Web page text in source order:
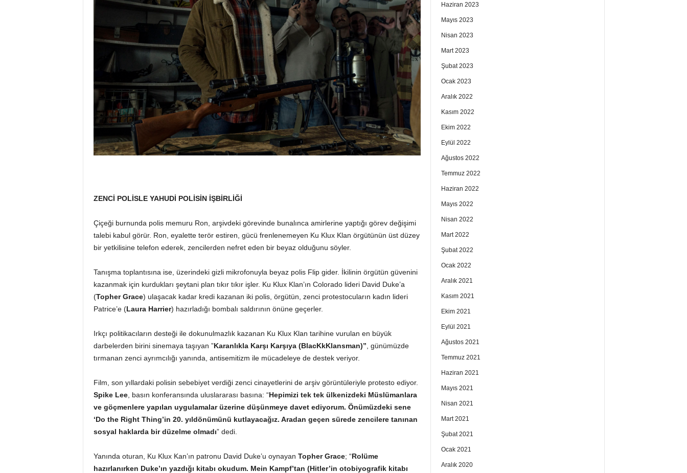
ZENCİ POLİSLE YAHUDİ POLİSİN İŞBİRLİĞİ
Çiçeği burnunda polis memuru Ron, arşivdeki görevinde bunalınca amirlerine yaptığı görev değişimi
talebi kabul görür. Ron, eyalette terör estiren, gücü frenlenemeyen Ku Klux Klan örgütünün üst düzey
bir yetkilisine telefon ederek, zencilerden nefret eden bir beyaz olduğunu söyler.
Tanışma toplantısına ise, üzerindeki gizli mikrofonuyla beyaz polis Flip gider. İkilinin örgütün güvenini
kazanmak için kurdukları şeytani plan tıkır tıkır işler. Ku Klux Klan’ın Colorado lideri David Duke’a
(Topher Grace) ulaşacak kadar kredi kazanan iki polis, örgütün, zenci protestocuların kadın lideri
Patrice’e (Laura Harrier) hazırladığı bombalı saldırının önüne geçerler.
Irkçı politikacıların desteği ile dokunulmazlık kazanan Ku Klux Klan tarihine vurulan en büyük
darbelerden birini sinemaya taşıyan ”Karanlıkla Karşı Karşıya (BlacKkKlansman)” , günümüzde
tırmanan zenci ayrımcılığı yanında, antisemitizm ile mücadeleye de destek veriyor.
Film, son yıllardaki polisin sebebiyet verdiği zenci cinayetlerini de arşiv görüntüleriyle protesto ediyor.
Spike Lee, basın konferansında uluslararası basına: “Hepimizi tek tek ülkenizdeki Müslümanlara
ve göçmenlere yapılan uygulamalar üzerine düşünmeye davet ediyorum. Önümüzdeki sene
‘Do the Right Thing’in 20. yıldönümünü kutlayacağız. Aradan geçen sürede zencilere tanınan
sosyal haklarda bir düzelme olmadı” dedi.
Yanında oturan, Ku Klux Kan’ın patronu David Duke’u oynayan Topher Grace; “Rolüme
hazırlanırken Duke’ın yazdığı kitabı okudum. Mein Kampf’tan (Hitler’in otobiyografik kitabı
Haziran 2023
Mayıs 2023
Nisan 2023
Mart 2023
Şubat 2023
Ocak 2023
Aralık 2022
Kasım 2022
Ekim 2022
Eylül 2022
Ağustos 2022
Temmuz 2022
Haziran 2022
Mayıs 2022
Nisan 2022
Mart 2022
Şubat 2022
Ocak 2022
Aralık 2021
Kasım 2021
Ekim 2021
Eylül 2021
Ağustos 2021
Temmuz 2021
Haziran 2021
Mayıs 2021
Nisan 2021
Mart 2021
Şubat 2021
Ocak 2021
Aralık 2020